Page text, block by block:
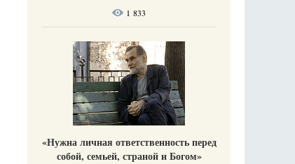
1 833
«Нужна личная ответственность перед
собой, семьей, страной и Богом»